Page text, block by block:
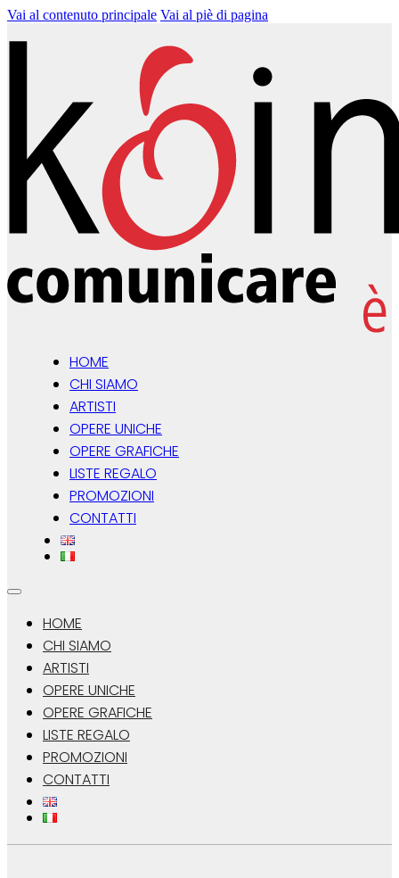
Vai al contenuto principale Vai al piè di pagina
HOME
CHI SIAMO
ARTISTI
OPERE UNICHE
OPERE GRAFICHE
LISTE REGALO
PROMOZIONI
CONTATTI
HOME
CHI SIAMO
ARTISTI
OPERE UNICHE
OPERE GRAFICHE
LISTE REGALO
PROMOZIONI
CONTATTI